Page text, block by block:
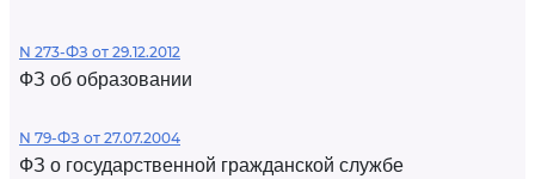
N 273-ФЗ от 29.12.2012
ФЗ об образовании
N 79-ФЗ от 27.07.2004
ФЗ о государственной гражданской службе